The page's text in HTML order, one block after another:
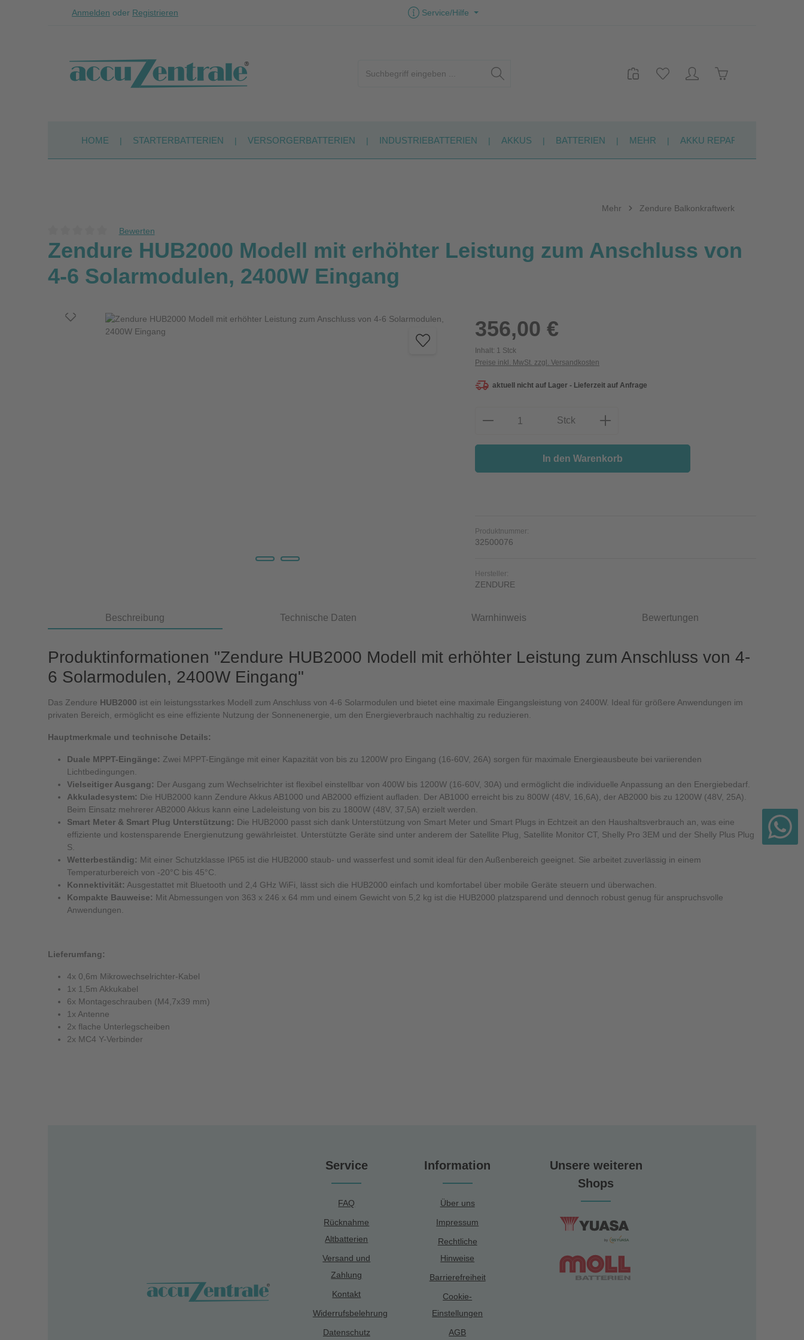
Zum Hauptinhalt springen
Zur Suche springen
Zur Hauptnavigation springen
Anmelden oder Registrieren Service/Hilfe
HOME STARTERBATTERIEN VERSORGERBATTERIEN INDUSTRIEBATTERIEN AKKUS BATTERIEN MEHR AKKU REPARATUR
Mehr Zendure Balkonkraftwerk
Durchschnittliche Bewertung von 0 von 5 Sternen
Bewerten
Zendure HUB2000 Modell mit erhöhter Leistung zum Anschluss von
4-6 Solarmodulen, 2400W Eingang
Bildergalerie überspringen 356,00 €
Inhalt: 1 Stck
Preise inkl. MwSt. zzgl. Versandkosten
aktuell nicht auf Lager - Lieferzeit auf Anfrage
Produkt Anzahl: Gib den gewünschten Wert ein
Stck
In den Warenkorb
Produktnummer:
32500076
Hersteller:
ZENDURE
Beschreibung Technische Daten Warnhinweis Bewertungen
Produktinformationen "Zendure HUB2000 Modell mit erhöhter Leistung zum Anschluss von 4-
6 Solarmodulen, 2400W Eingang"
Das Zendure HUB2000 ist ein leistungsstarkes Modell zum Anschluss von 4-6 Solarmodulen und bietet eine maximale Eingangsleistung von 2400W. Ideal für größere Anwendungen im
privaten Bereich, ermöglicht es eine effiziente Nutzung der Sonnenenergie, um den Energieverbrauch nachhaltig zu reduzieren.
Hauptmerkmale und technische Details:
Duale MPPT-Eingänge: Zwei MPPT-Eingänge mit einer Kapazität von bis zu 1200W pro Eingang (16-60V, 26A) sorgen für maximale Energieausbeute bei variierenden
Lichtbedingungen.
Vielseitiger Ausgang: Der Ausgang zum Wechselrichter ist flexibel einstellbar von 400W bis 1200W (16-60V, 30A) und ermöglicht die individuelle Anpassung an den Energiebedarf.
Akkuladesystem: Die HUB2000 kann Zendure Akkus AB1000 und AB2000 effizient aufladen. Der AB1000 erreicht bis zu 800W (48V, 16,6A), der AB2000 bis zu 1200W (48V, 25A).
Beim Einsatz mehrerer AB2000 Akkus kann eine Ladeleistung von bis zu 1800W (48V, 37,5A) erzielt werden.
Smart Meter & Smart Plug Unterstützung: Die HUB2000 passt sich dank Unterstützung von Smart Meter und Smart Plugs in Echtzeit an den Haushaltsverbrauch an, was eine
effiziente und kostensparende Energienutzung gewährleistet. Unterstützte Geräte sind unter anderem der Satellite Plug, Satellite Monitor CT, Shelly Pro 3EM und der Shelly Plus Plug
S.
Wetterbeständig: Mit einer Schutzklasse IP65 ist die HUB2000 staub- und wasserfest und somit ideal für den Außenbereich geeignet. Sie arbeitet zuverlässig in einem
Temperaturbereich von -20°C bis 45°C.
Konnektivität: Ausgestattet mit Bluetooth und 2,4 GHz WiFi, lässt sich die HUB2000 einfach und komfortabel über mobile Geräte steuern und überwachen.
Kompakte Bauweise: Mit Abmessungen von 363 x 246 x 64 mm und einem Gewicht von 5,2 kg ist die HUB2000 platzsparend und dennoch robust genug für anspruchsvolle
Anwendungen.
Lieferumfang:
4x 0,6m Mikrowechselrichter-Kabel
1x 1,5m Akkukabel
6x Montageschrauben (M4,7x39 mm)
1x Antenne
2x flache Unterlegscheiben
2x MC4 Y-Verbinder
Service
FAQ
Rücknahme
Altbatterien
Versand und
Zahlung
Kontakt
Widerrufsbelehrung
Datenschutz
Information
Über uns
Impressum
Rechtliche
Hinweise
Barrierefreiheit
Cookie-
Einstellungen
AGB
Unsere weiteren
Shops